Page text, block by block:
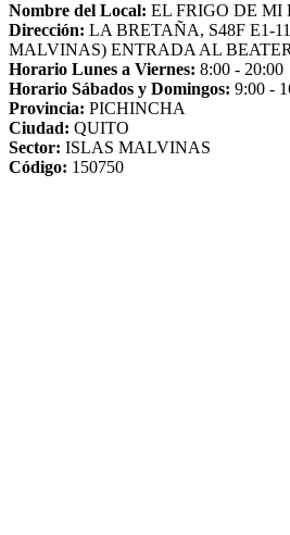
Nombre del Local: EL FRIGO DE MI
Dirección: LA BRETAÑA, S48F E1-
MALVINAS) ENTRADA AL
Horario Lunes a Viernes: 8:00 - 20:00
Horario Sábados y Domingos: 9:00 -
Provincia: PICHINCHA
Ciudad: QUITO
Sector: ISLAS MALVINAS
Código: 150750